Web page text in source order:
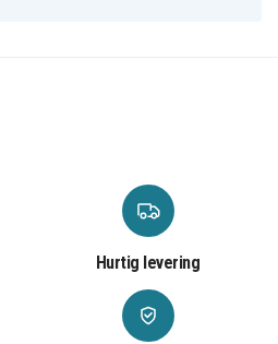
Hurtig levering